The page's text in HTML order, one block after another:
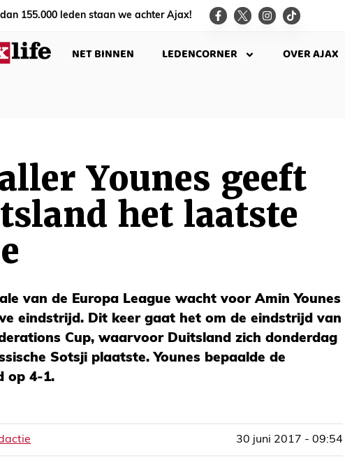
155.000 leden staan we achter Ajax!
NET BINNEN LEDENCORNER OVER AJAX
Younes geeft
het laatste
van de Europa League wacht voor Amin Younes
eindstrijd. Dit keer gaat het om de eindstrijd van
Cup, waarvoor Duitsland zich donderdag
Sotsji plaatste. Younes bepaalde de
op 4-1.
30 juni 2017 - 09:54